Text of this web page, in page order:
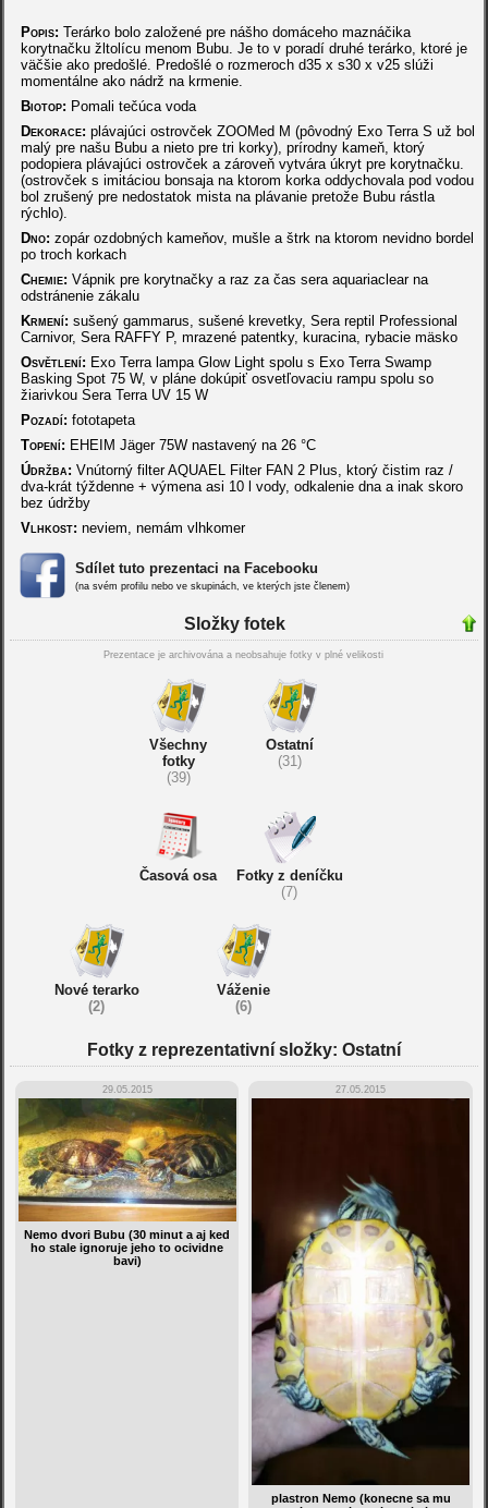
Popis: Terárko bolo založené pre nášho domáceho maznáčika
korytnačku žltolícu menom Bubu. Je to v poradí druhé terárko, ktoré je
väčšie ako predošlé. Predošlé o rozmeroch d35 x s30 x v25 slúži
momentálne ako nádrž na krmenie.
Biotop: Pomali tečúca voda
Dekorace: plávajúci ostrovček ZOOMed M (pôvodný Exo Terra S už bol
malý pre našu Bubu a nieto pre tri korky), prírodny kameň, ktorý
podopiera plávajúci ostrovček a zároveň vytvára úkryt pre korytnačku.
(ostrovček s imitáciou bonsaja na ktorom korka oddychovala pod vodou
bol zrušený pre nedostatok mista na plávanie pretože Bubu rástla
rýchlo).
Dno: zopár ozdobných kameňov, mušle a štrk na ktorom nevidno bordel
po troch korkach
Chemie: Vápnik pre korytnačky a raz za čas sera aquariaclear na
odstránenie zákalu
Krmení: sušený gammarus, sušené krevetky, Sera reptil Professional
Carnivor, Sera RAFFY P, mrazené patentky, kuracina, rybacie mäsko
Osvětlení: Exo Terra lampa Glow Light spolu s Exo Terra Swamp
Basking Spot 75 W, v pláne dokúpiť osvetľovaciu rampu spolu so
žiarivkou Sera Terra UV 15 W
Pozadí: fototapeta
Topení: EHEIM Jäger 75W nastavený na 26 °C
Údržba: Vnútorný filter AQUAEL Filter FAN 2 Plus, ktorý čistim raz /
dva-krát týždenne + výmena asi 10 l vody, odkalenie dna a inak skoro
bez údržby
Vlhkost: neviem, nemám vlhkomer
Sdílet tuto prezentaci na Facebooku
(na svém profilu nebo ve skupinách, ve kterých jste členem)
Složky fotek
Prezentace je archivována a neobsahuje fotky v plné velikosti
Všechny
fotky
(39)
Ostatní
(31)
Časová osa
Fotky z deníčku
(7)
Nové terarko
(2)
Váženie
(6)
Fotky z reprezentativní složky: Ostatní
29.05.2015
Nemo dvori Bubu (30 minut a aj ked
ho stale ignoruje jeho to ocividne
bavi)
27.05.2015
plastron Nemo (konecne sa mu